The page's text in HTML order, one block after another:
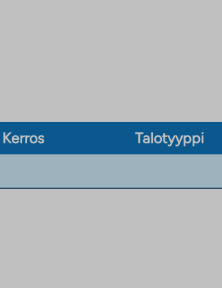
Kerros Talotyyppi